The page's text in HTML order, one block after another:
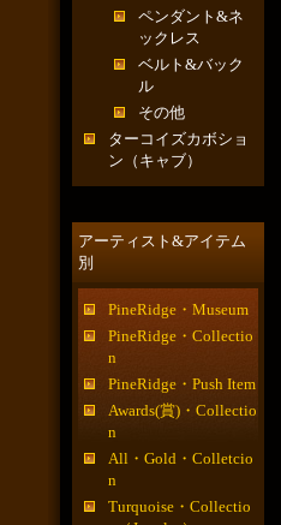
ペンダント&ネ
ックレス
ベルト&バック
ル
その他
ターコイズカボショ
ン（キャブ）
アーティスト&アイテム
別
PineRidge・Museum
PineRidge・Collectio
n
PineRidge・Push Item
Awards(賞)・Collectio
n
All・Gold・Colletcio
n
Turquoise・Collectio